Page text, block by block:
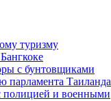
туризму
с бунтовщиками
парламента Таиланда
полицией и военными